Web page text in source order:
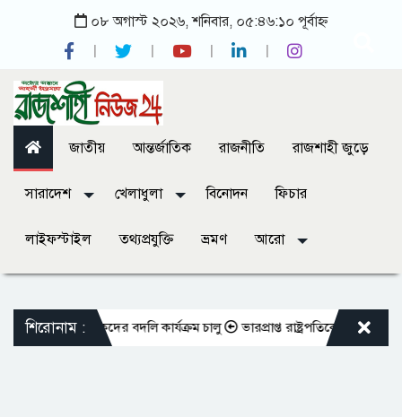
০৮ অগাস্ট ২০২৬, শনিবার, ০৫:৪৬:১০ পূর্বাহ্ন
জাতীয় আন্তর্জাতিক রাজনীতি রাজশাহী জুড়ে
সারাদেশ খেলাধুলা বিনোদন ফিচার
লাইফস্টাইল তথ্যপ্রযুক্তি ভ্রমণ আরো
শিরোনাম :
শিক্ষকদের বদলি কার্যক্রম চালু ভারপ্রাপ্ত রাষ্ট্রপতিকে শুভেচ্ছা